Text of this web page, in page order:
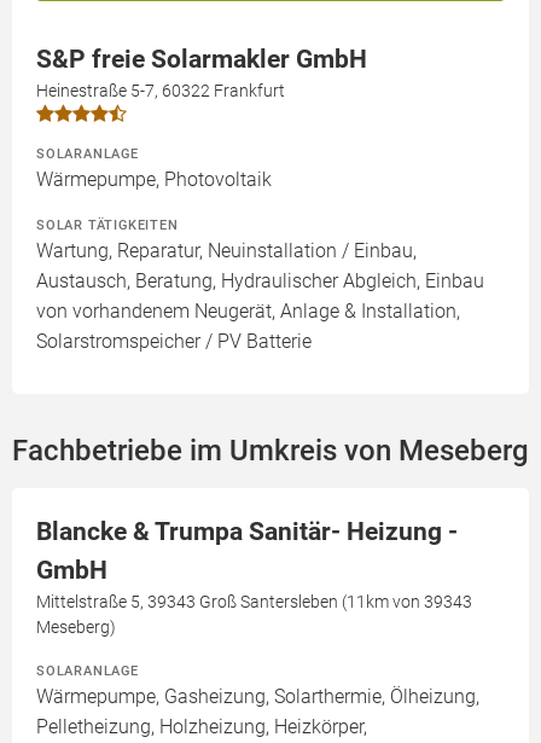
S&P freie Solarmakler GmbH
Heinestraße 5-7, 60322 Frankfurt
SOLARANLAGE
Wärmepumpe, Photovoltaik
SOLAR TÄTIGKEITEN
Wartung, Reparatur, Neuinstallation / Einbau,
Austausch, Beratung, Hydraulischer Abgleich, Einbau
von vorhandenem Neugerät, Anlage & Installation,
Solarstromspeicher / PV Batterie
Fachbetriebe im Umkreis von Meseberg
Blancke & Trumpa Sanitär- Heizung -
GmbH
Mittelstraße 5, 39343 Groß Santersleben (11km von 39343
Meseberg)
SOLARANLAGE
Wärmepumpe, Gasheizung, Solarthermie, Ölheizung,
Pelletheizung, Holzheizung, Heizkörper,